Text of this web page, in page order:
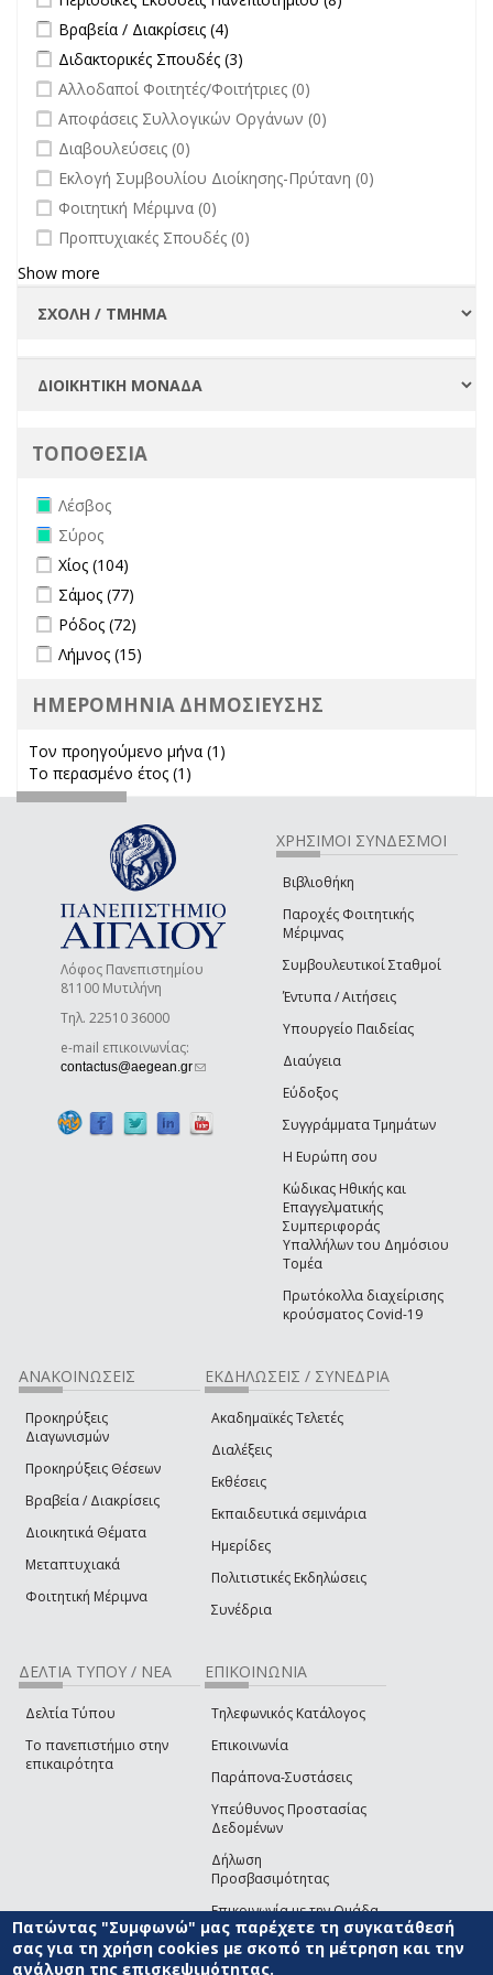
Apply Βραβεία / Διακρίσεις filter
Βραβεία / Διακρίσεις (4)
Apply Διδακτορικές Σπουδές filter
Διδακτορικές Σπουδές (3)
undefined
Αλλοδαποί Φοιτητές/Φοιτήτριες (0)
undefined
Αποφάσεις Συλλογικών Οργάνων (0)
undefined
Διαβουλεύσεις (0)
undefined
Εκλογή Συμβουλίου Διοίκησης-Πρύτανη (0)
undefined
Φοιτητική Μέριμνα (0)
undefined
Προπτυχιακές Σπουδές (0)
Show more
ΤΟΠΟΘΕΣΙΑ
Remove Λέσβος filter
Λέσβος
Remove Σύρος filter
Σύρος
Apply Χίος filter
Χίος (104)
Apply Σάμος filter
Σάμος (77)
Apply Ρόδος filter
Ρόδος (72)
Apply Λήμνος filter
Λήμνος (15)
ΗΜΕΡΟΜΗΝΙΑ ΔΗΜΟΣΙΕΥΣΗΣ
Τον προηγούμενο μήνα (1)
Το περασμένο έτος (1)
Λόφος Πανεπιστημίου
81100 Μυτιλήνη
Τηλ. 22510 36000
e-mail επικοινωνίας:
contactus@aegean.gr(link sends e-mail)
ΧΡΗΣΙΜΟΙ ΣΥΝΔΕΣΜΟΙ
Βιβλιοθήκη
Παροχές Φοιτητικής
Μέριμνας
Συμβουλευτικοί Σταθμοί
Έντυπα / Αιτήσεις
Υπουργείο Παιδείας
Διαύγεια
Εύδοξος
Συγγράμματα Τμημάτων
Η Ευρώπη σου
Κώδικας Ηθικής και
Επαγγελματικής
Συμπεριφοράς
Υπαλλήλων του Δημόσιου
Τομέα
Πρωτόκολλα διαχείρισης
κρούσματος Covid-19
ΑΝΑΚΟΙΝΩΣΕΙΣ
Προκηρύξεις
Διαγωνισμών
Προκηρύξεις Θέσεων
Βραβεία / Διακρίσεις
Διοικητικά Θέματα
Μεταπτυχιακά
Φοιτητική Μέριμνα
ΕΚΔΗΛΩΣΕΙΣ / ΣΥΝΕΔΡΙΑ
Ακαδημαϊκές Τελετές
Διαλέξεις
Εκθέσεις
Εκπαιδευτικά σεμινάρια
Ημερίδες
Πολιτιστικές Εκδηλώσεις
Συνέδρια
ΔΕΛΤΙΑ ΤΥΠΟΥ / ΝΕΑ
Δελτία Τύπου
Το πανεπιστήμιο στην
επικαιρότητα
ΕΠΙΚΟΙΝΩΝΙΑ
Τηλεφωνικός Κατάλογος
Επικοινωνία
Παράπονα-Συστάσεις
Υπεύθυνος Προστασίας
Δεδομένων
Δήλωση
Προσβασιμότητας
Επικοινωνία με την Ομάδα
Ανάπτυξης του site(link sends e-mail)
Πατώντας "Συμφωνώ" μας παρέχετε τη συγκατάθεσή
σας για τη χρήση cookies με σκοπό τη μέτρηση και την
ανάλυση της επισκεψιμότητας.